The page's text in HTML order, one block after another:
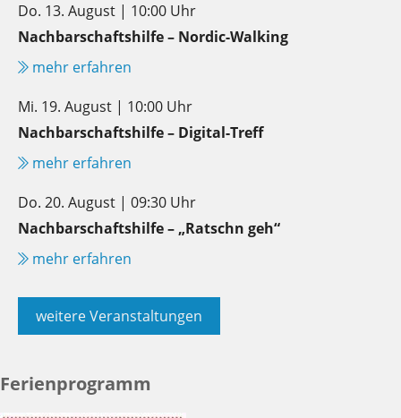
Do. 13. August | 10:00 Uhr
Nachbarschaftshilfe – Nordic-Walking
mehr erfahren
Mi. 19. August | 10:00 Uhr
Nachbarschaftshilfe – Digital-Treff
mehr erfahren
Do. 20. August | 09:30 Uhr
Nachbarschaftshilfe – „Ratschn geh“
mehr erfahren
weitere Veranstaltungen
Ferienprogramm